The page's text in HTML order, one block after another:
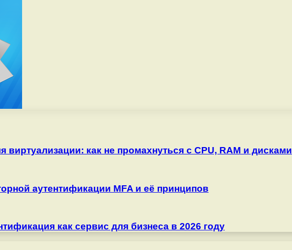
виртуализации: как не промахнуться с CPU, RAM и дисками
аутентификации MFA и её принципов
как сервис для бизнеса в 2026 году